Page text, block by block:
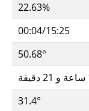
22.63%
00:04/15:25
50.68°
31.4°